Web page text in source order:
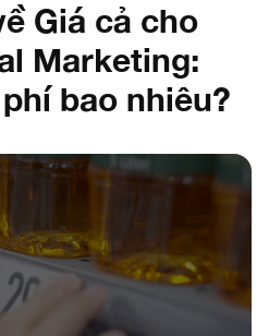
Giá cả cho
Marketing:
bao nhiêu?